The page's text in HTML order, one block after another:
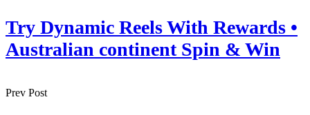
Try Dynamic Reels With Rewards •
Australian continent Spin & Win
Prev Post